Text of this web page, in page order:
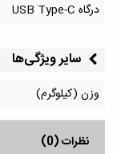
درگاه‌ USB Type-C
سایر ویژگی‌ها
وزن (کیلوگرم)
نظرات (0)